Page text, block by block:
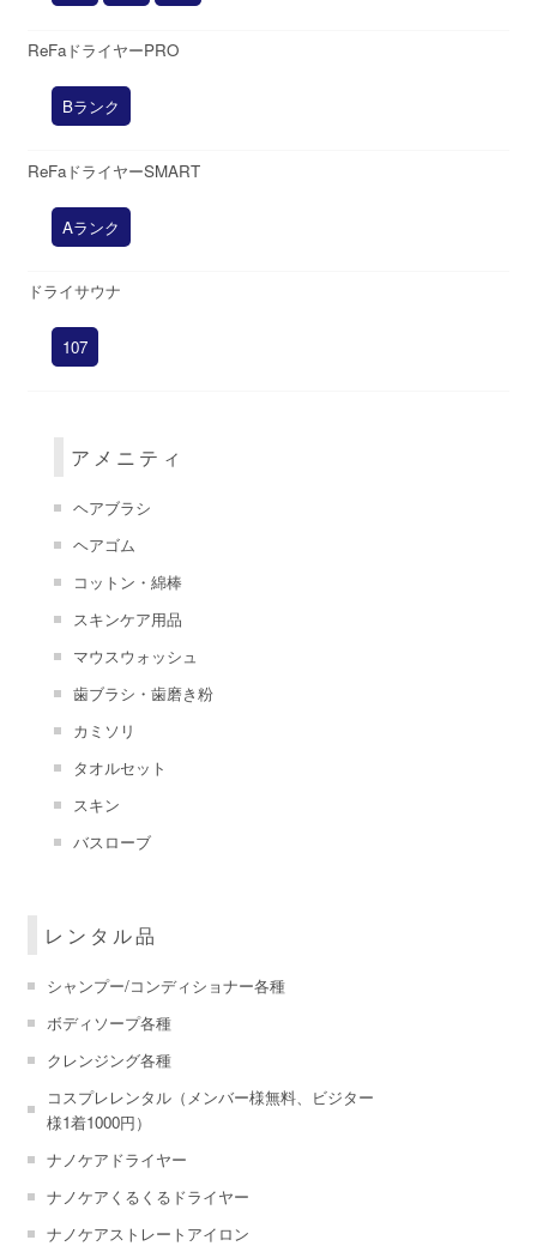
ReFaドライヤーPRO
Bランク
ReFaドライヤーSMART
Aランク
ドライサウナ
107
アメニティ
ヘアブラシ
ヘアゴム
コットン・綿棒
スキンケア用品
マウスウォッシュ
歯ブラシ・歯磨き粉
カミソリ
タオルセット
スキン
バスローブ
レンタル品
シャンプー/コンディショナー各種
ボディソープ各種
クレンジング各種
コスプレレンタル（メンバー様無料、ビジター
様1着1000円）
ナノケアドライヤー
ナノケアくるくるドライヤー
ナノケアストレートアイロン